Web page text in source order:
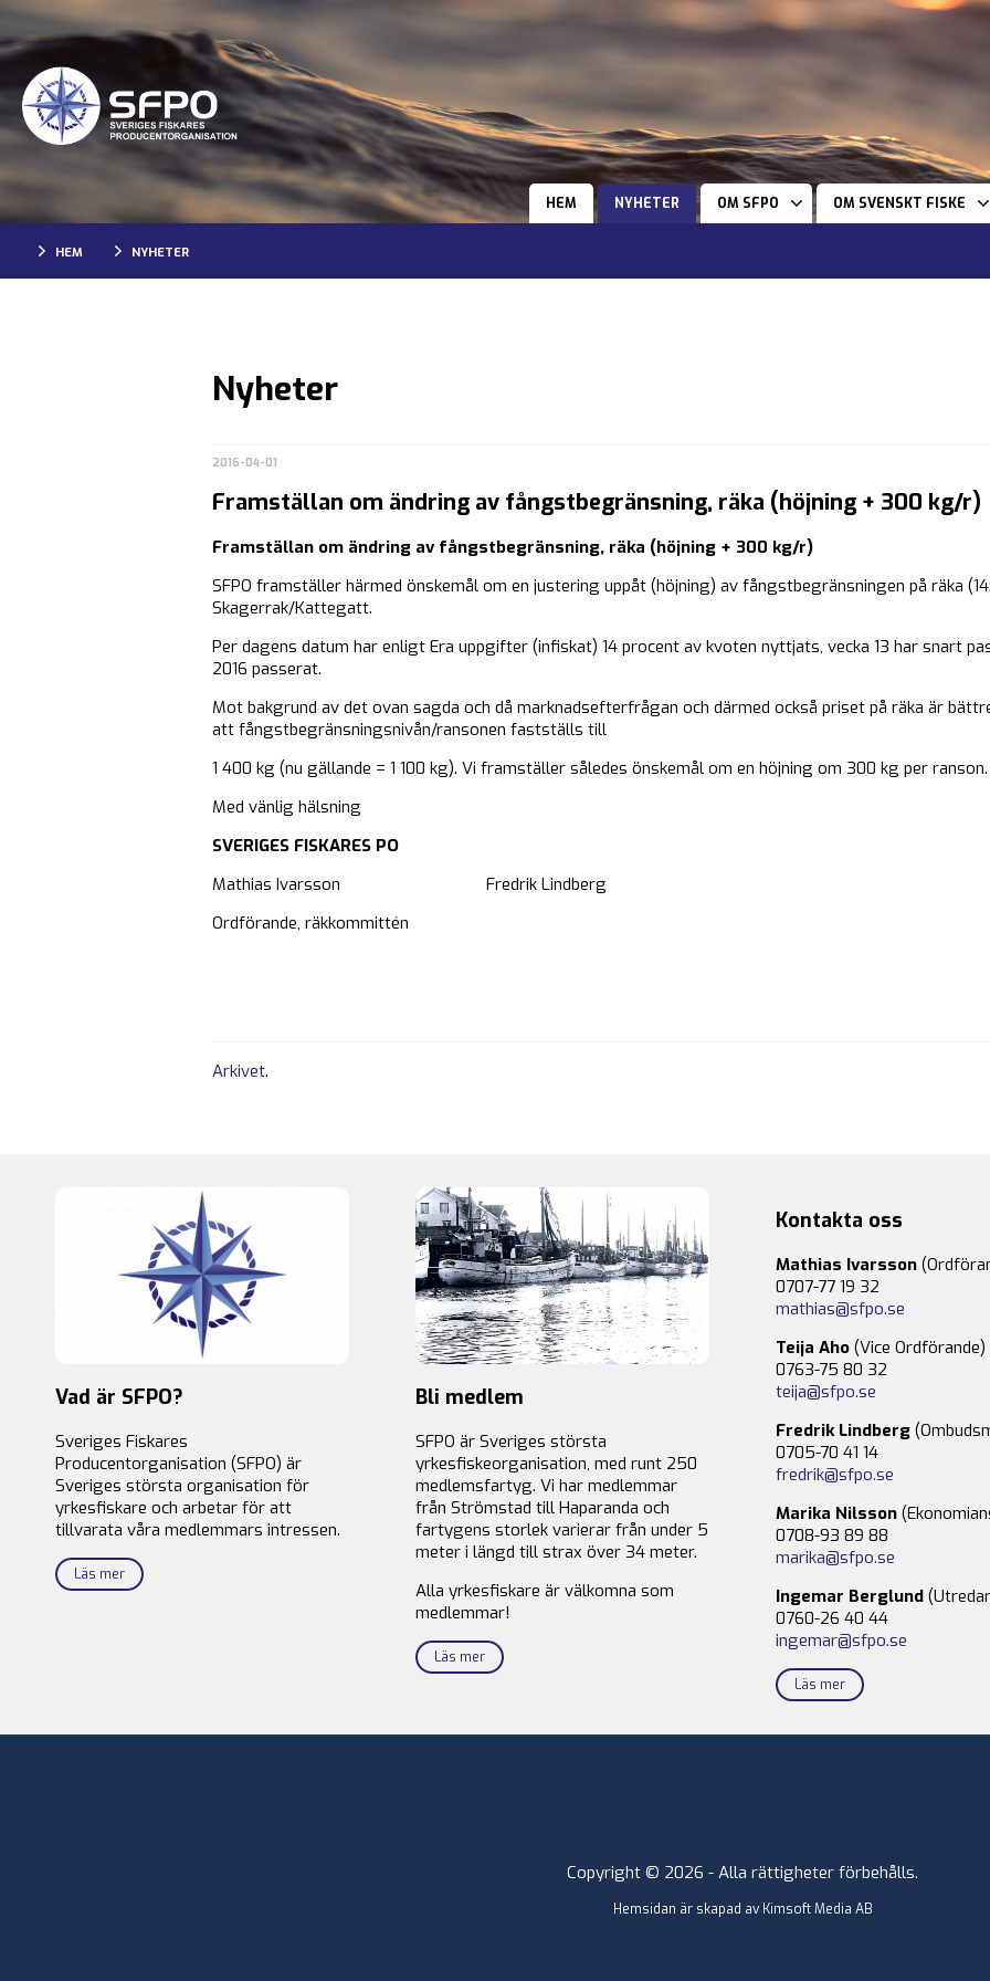
HEM NYHETER OM SFPO OM SVENSKT FISKE
HEM NYHETER
Nyheter
2016-04-01
Framställan om ändring av fångstbegränsning, räka (höjning + 300 kg/r)
Framställan om ändring av fångstbegränsning, räka (höjning + 300 kg/r)
SFPO framställer härmed önskemål om en justering uppåt (höjning) av fångstbegränsningen på räka
Skagerrak/Kattegatt.
Per dagens datum har enligt Era uppgifter (infiskat) 14 procent av kvoten nyttjats, vecka 13 har snart
2016 passerat.
Mot bakgrund av det ovan sagda och då marknadsefterfrågan och därmed också priset på räka är
att fångstbegränsningsnivån/ransonen fastställs till
1 400 kg (nu gällande = 1 100 kg). Vi framställer således önskemål om en höjning om 300 kg per ranson.
Med vänlig hälsning
SVERIGES FISKARES PO
Mathias Ivarsson Fredrik Lindberg
Ordförande, räkkommittén
Arkivet.
Vad är SFPO?
Sveriges Fiskares
Producentorganisation (SFPO) är
Sveriges största organisation för
yrkesfiskare och arbetar för att
tillvarata våra medlemmars intressen.
Läs mer
Bli medlem
SFPO är Sveriges största
yrkesfiskeorganisation, med runt 250
medlemsfartyg. Vi har medlemmar
från Strömstad till Haparanda och
fartygens storlek varierar från under 5
meter i längd till strax över 34 meter.
Alla yrkesfiskare är välkomna som
medlemmar!
Läs mer
Kontakta oss
Mathias Ivarsson
0707-77 19 32
mathias@sfpo.se
Teija Aho (Vice Ordförande)
0763-75 80 32
teija@sfpo.se
Fredrik Lindberg
0705-70 41 14
fredrik@sfpo.se
Marika Nilsson
0708-93 89 88
marika@sfpo.se
Ingemar Berglund
0760-26 40 44
ingemar@sfpo.se
Läs mer
Copyright © 2026 - Alla rättigheter förbehålls.
Hemsidan är skapad av Kimsoft Media AB